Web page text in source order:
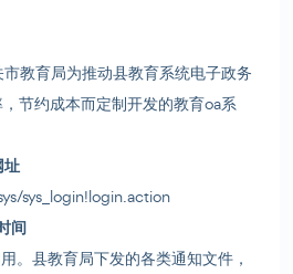
教育局为推动县教育系统电子政务
节约成本而定制开发的教育oa系
址
sys_login!login.action
间
。县教育局下发的各类通知文件，